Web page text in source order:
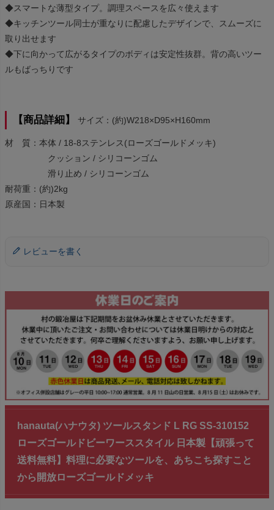
◆スマートな薄型タイプ。調理スペースを広々使えます
◆キッチンツール同士が重なりに配慮したデザインで、スムーズに
取り出せます
◆下に向かって広がるタイプのボディは安定性抜群。背の高いツー
ルもばっちりです
【商品詳細】 サイズ：(約)W218×D95×H160mm
材 質：本体 / 18-8ステンレス(ローズゴールドメッキ)
クッション / シリコーンゴム
滑り止め / シリコーンゴム
耐荷重：(約)2kg
原産国：日本製
レビューを書く
hanauta(ハナウタ) ツールスタンド L RG SS-310152
ローズゴールドビーワーススタイル 日本製【頑張って
送料無料】料理に必要なツールを、あちこち探すこと
から開放ローズゴールドメッキ